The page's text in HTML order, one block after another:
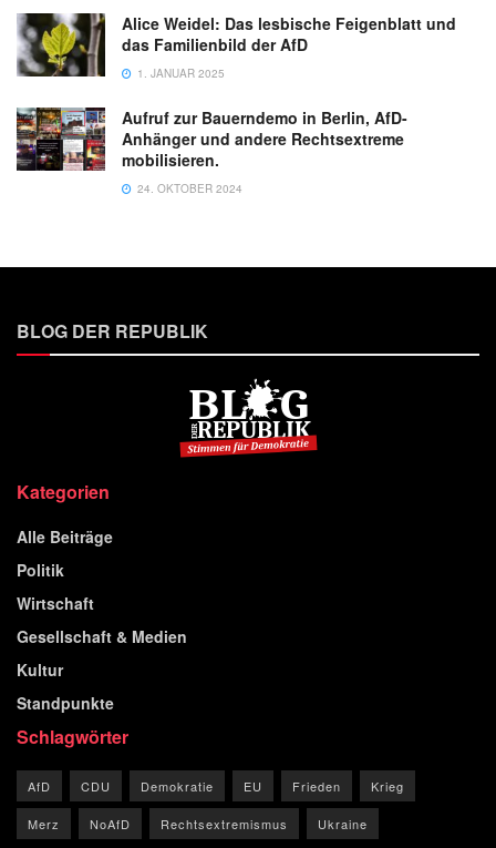
Alice Weidel: Das lesbische Feigenblatt und
das Familienbild der AfD
1. JANUAR 2025
Aufruf zur Bauerndemo in Berlin, AfD-
Anhänger und andere Rechtsextreme
mobilisieren.
24. OKTOBER 2024
BLOG DER REPUBLIK
Kategorien
Alle Beiträge
Politik
Wirtschaft
Gesellschaft & Medien
Kultur
Standpunkte
Schlagwörter
AfD CDU Demokratie EU Frieden Krieg
Merz NoAfD Rechtsextremismus Ukraine